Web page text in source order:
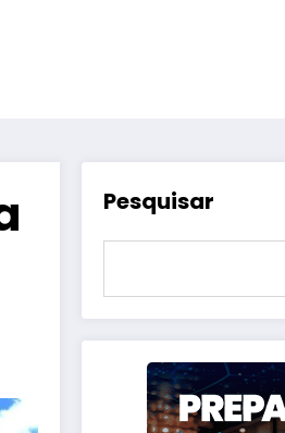
Pesquisar